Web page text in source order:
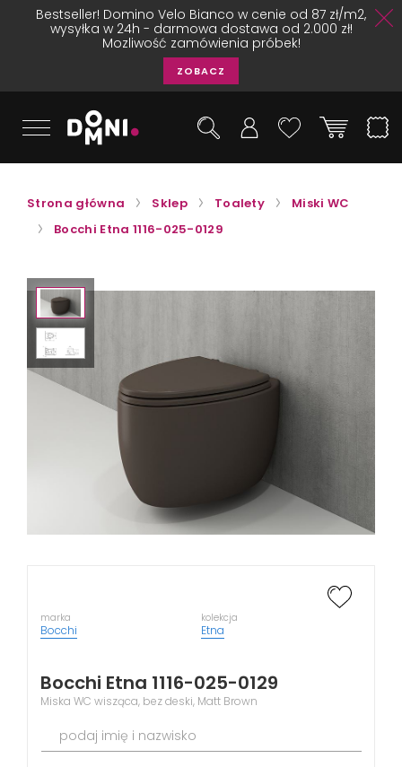
Bestseller! Domino Velo Bianco w cenie od 87 zł/m2,
wysyłka w 24h - darmowa dostawa od 2.000 zł!
Mozliwość zamówienia próbek!
ZOBACZ
Strona główna Sklep Toalety
Miski WC
Bocchi Etna 1116-025-0129
marka
Bocchi
kolekcja
Etna
Bocchi Etna 1116-025-0129
Miska WC wisząca, bez deski, Matt Brown
podaj imię i nazwisko